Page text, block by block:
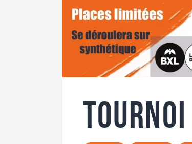
Tournoi